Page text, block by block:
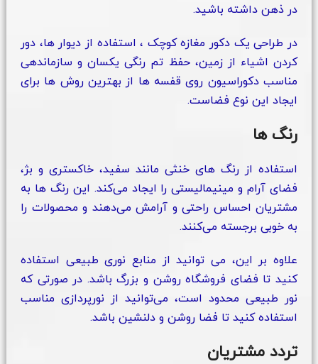
در ذهن داشته باشید.
در طراحی یک دکور مغازه کوچک ، استفاده از دیوار ها، دور
کردن اشیاء از زمین، حفظ تم رنگی یکسان و سازماندهی
مناسب دکوراسیون روی قفسه‌ ها از بهترین روش‌ ها برای
ایجاد این نوع فضاست.
رنگ ها
استفاده از رنگ‌ های خنثی مانند سفید، خاکستری و بژ،
فضای آرام و مینیمالیستی را ایجاد می‌کند. این رنگ‌ ها به
مشتریان احساس راحتی و آرامش می‌دهند و محصولات را
به خوبی برجسته می‌کنند.
علاوه بر این، می‌ توانید از منابع نوری طبیعی استفاده
کنید تا فضای فروشگاه روشن و بزرگ باشد. در صورتی که
نور طبیعی محدود است، می‌توانید از نورپردازی مناسب
استفاده کنید تا فضا روشن و دلنشین باشد.
تردد مشتریان